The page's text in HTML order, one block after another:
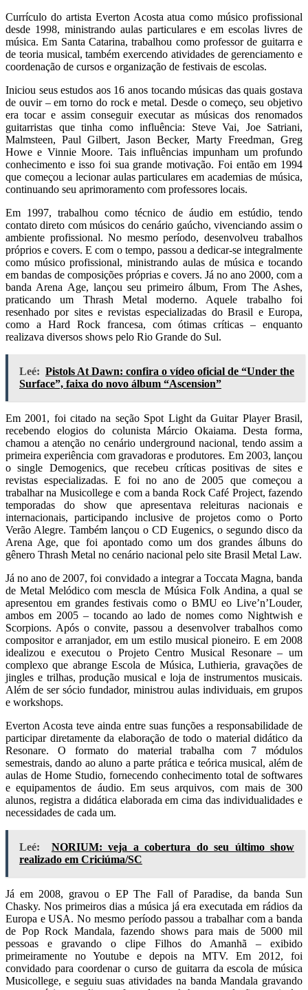
Currículo do artista Everton Acosta atua como músico profissional
desde 1998, ministrando aulas particulares e em escolas livres de
música. Em Santa Catarina, trabalhou como professor de guitarra e
de teoria musical, também exercendo atividades de gerenciamento e
coordenação de cursos e organização de festivais de escolas.
Iniciou seus estudos aos 16 anos tocando músicas das quais gostava
de ouvir – em torno do rock e metal. Desde o começo, seu objetivo
era tocar e assim conseguir executar as músicas dos renomados
guitarristas que tinha como influência: Steve Vai, Joe Satriani,
Malmsteen, Paul Gilbert, Jason Becker, Marty Freedman, Greg
Howe e Vinnie Moore. Tais influências impunham um profundo
conhecimento e isso foi sua grande motivação. Foi então em 1994
que começou a lecionar aulas particulares em academias de música,
continuando seu aprimoramento com professores locais.
Em 1997, trabalhou como técnico de áudio em estúdio, tendo
contato direto com músicos do cenário gaúcho, vivenciando assim o
ambiente profissional. No mesmo período, desenvolveu trabalhos
próprios e covers. E com o tempo, passou a dedicar-se integralmente
como músico profissional, ministrando aulas de música e tocando
em bandas de composições próprias e covers. Já no ano 2000, com a
banda Arena Age, lançou seu primeiro álbum, From The Ashes,
praticando um Thrash Metal moderno. Aquele trabalho foi
resenhado por sites e revistas especializadas do Brasil e Europa,
como a Hard Rock francesa, com ótimas críticas – enquanto
realizava diversos shows pelo Rio Grande do Sul.
Leé: Pistols At Dawn: confira o vídeo oficial de “Under the
Surface”, faixa do novo álbum “Ascension”
Em 2001, foi citado na seção Spot Light da Guitar Player Brasil,
recebendo elogios do colunista Márcio Okaiama. Desta forma,
chamou a atenção no cenário underground nacional, tendo assim a
primeira experiência com gravadoras e produtores. Em 2003, lançou
o single Demogenics, que recebeu críticas positivas de sites e
revistas especializadas. E foi no ano de 2005 que começou a
trabalhar na Musicollege e com a banda Rock Café Project, fazendo
temporadas do show que apresentava releituras nacionais e
internacionais, participando inclusive de projetos como o Porto
Verão Alegre. Também lançou o CD Eugenics, o segundo disco da
Arena Age, que foi apontado como um dos grandes álbuns do
gênero Thrash Metal no cenário nacional pelo site Brasil Metal Law.
Já no ano de 2007, foi convidado a integrar a Toccata Magna, banda
de Metal Melódico com mescla de Música Folk Andina, a qual se
apresentou em grandes festivais como o BMU eo Live’n’Louder,
ambos em 2005 – tocando ao lado de nomes como Nightwish e
Scorpions. Após o convite, passou a desenvolver trabalhos como
compositor e arranjador, em um estilo musical pioneiro. E em 2008
idealizou e executou o Projeto Centro Musical Resonare – um
complexo que abrange Escola de Música, Luthieria, gravações de
jingles e trilhas, produção musical e loja de instrumentos musicais.
Além de ser sócio fundador, ministrou aulas individuais, em grupos
e workshops.
Everton Acosta teve ainda entre suas funções a responsabilidade de
participar diretamente da elaboração de todo o material didático da
Resonare. O formato do material trabalha com 7 módulos
semestrais, dando ao aluno a parte prática e teórica musical, além de
aulas de Home Studio, fornecendo conhecimento total de softwares
e equipamentos de áudio. Em seus arquivos, com mais de 300
alunos, registra a didática elaborada em cima das individualidades e
necessidades de cada um.
Leé:
NORIUM: veja a cobertura do seu último show
realizado em Criciúma/SC
Já em 2008, gravou o EP The Fall of Paradise, da banda Sun
Chasky. Nos primeiros dias a música já era executada em rádios da
Europa e USA. No mesmo período passou a trabalhar com a banda
de Pop Rock Mandala, fazendo shows para mais de 5000 mil
pessoas e gravando o clipe Filhos do Amanhã – exibido
primeiramente no Youtube e depois na MTV. Em 2012, foi
convidado para coordenar o curso de guitarra da escola de música
Musicollege, e seguiu suas atividades na banda Mandala gravando